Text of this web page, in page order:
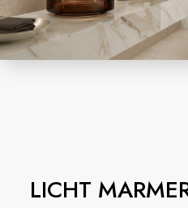
LICHT